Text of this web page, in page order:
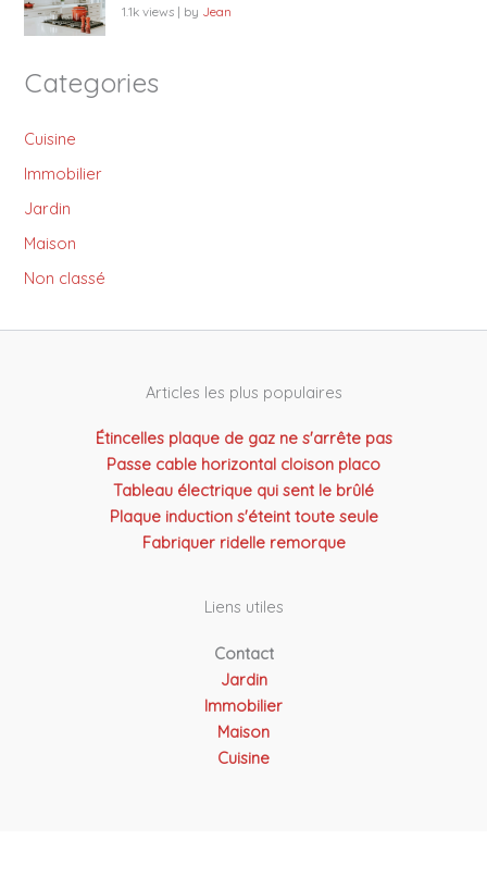
1.1k views | by Jean
Categories
Cuisine
Immobilier
Jardin
Maison
Non classé
Articles les plus populaires
Étincelles plaque de gaz ne s'arrête pas
Passe cable horizontal cloison placo
Tableau électrique qui sent le brûlé
Plaque induction s'éteint toute seule
Fabriquer ridelle remorque
Liens utiles
Contact
Jardin
Immobilier
Maison
Cuisine